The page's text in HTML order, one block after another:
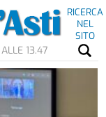
RICERCA
NEL
SITO
13.47